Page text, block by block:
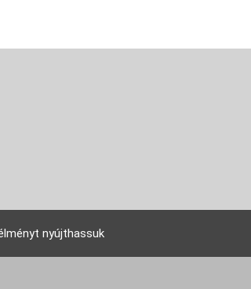
nyújthassuk